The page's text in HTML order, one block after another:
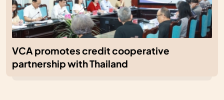
VCA promotes credit cooperative
partnership with Thailand